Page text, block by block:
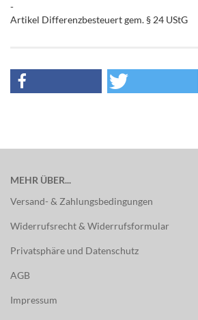
-
Artikel Differenzbesteuert gem. § 24 UStG
MEHR ÜBER...
Versand- & Zahlungsbedingungen
Widerrufsrecht & Widerrufsformular
Privatsphäre und Datenschutz
AGB
Impressum